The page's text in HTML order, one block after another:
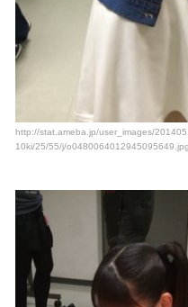
http://stat.ameba.jp/user_images/
10ki/25/55/j/o0480064012945095649.jpg